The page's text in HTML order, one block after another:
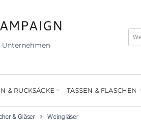
& RUCKSÄCKE TASSEN & FLASCHEN
& Gläser Weingläser